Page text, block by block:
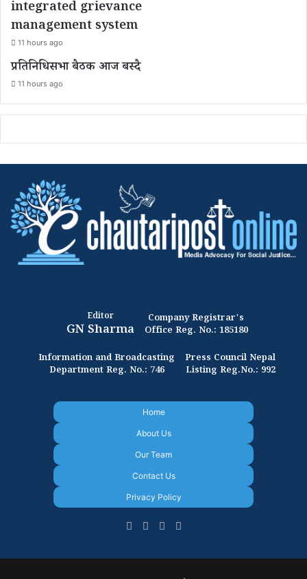
integrated grievance
management system
11 hours ago
प्रतिनिधिसभा बैठक आज बस्दै
11 hours ago
Editor
GN Sharma
Company Registrar's
Office Reg. No.: 185180
Information and Broadcasting
Department Reg. No.: 746
Press Council Nepal
Listing Reg.No.: 992
Home
About Us
Our Team
Contact Us
Privacy Policy
Facebook
X YouTube